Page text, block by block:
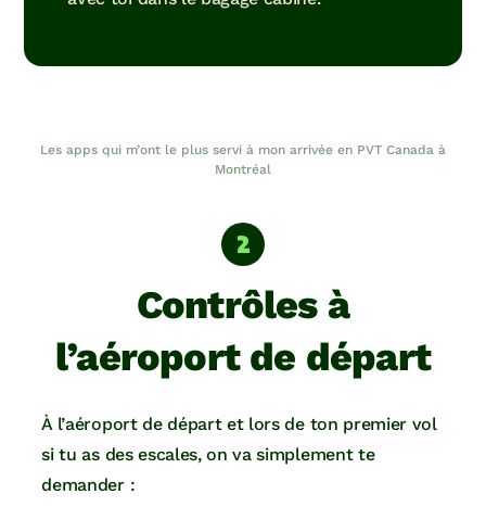
Les apps qui m’ont le plus servi à mon arrivée en PVT Canada à
Montréal
Contrôles à
l’aéroport de départ
À l’aéroport de départ et lors de ton premier vol
si tu as des escales, on va simplement te
demander :